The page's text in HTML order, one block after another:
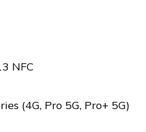
NFC
(4G, Pro 5G, Pro+ 5G)